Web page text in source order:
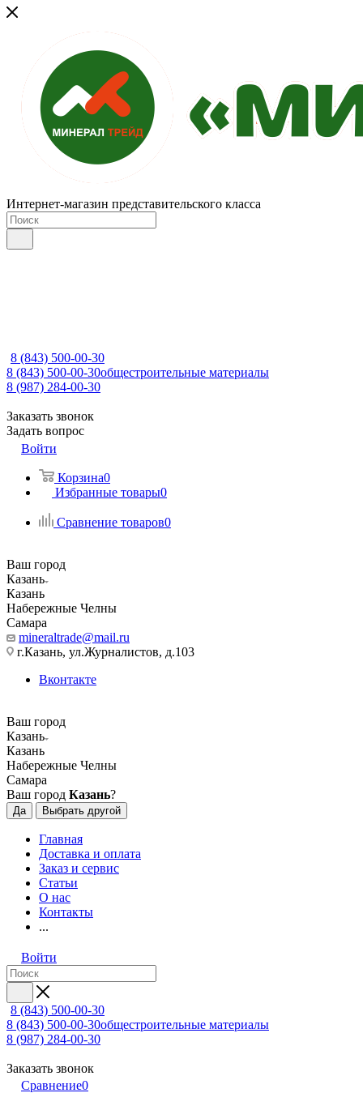
Интернет-магазин представительского класса
8 (843) 500-00-30
8 (843) 500-00-30общестроительные материалы
8 (987) 284-00-30
Заказать звонок
Задать вопрос
Войти
Корзина0
Избранные товары0
Сравнение товаров0
Ваш город
Казань
Казань
Набережные Челны
Самара
mineraltrade@mail.ru
г.Казань, ул.Журналистов, д.103
Вконтакте
Ваш город
Казань
Казань
Набережные Челны
Самара
Ваш город Казань?
Да Выбрать другой
Главная
Доставка и оплата
Заказ и сервис
Статьи
О нас
Контакты
...
Войти
8 (843) 500-00-30
8 (843) 500-00-30общестроительные материалы
8 (987) 284-00-30
Заказать звонок
Сравнение0